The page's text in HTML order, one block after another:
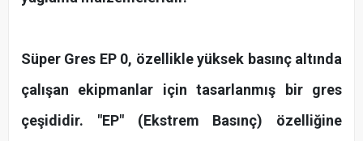
Süper Gres EP 0, özellikle yüksek basınç altında
çalışan ekipmanlar için tasarlanmış bir gres
çeşididir. "EP" (Ekstrem Basınç) özelliğine